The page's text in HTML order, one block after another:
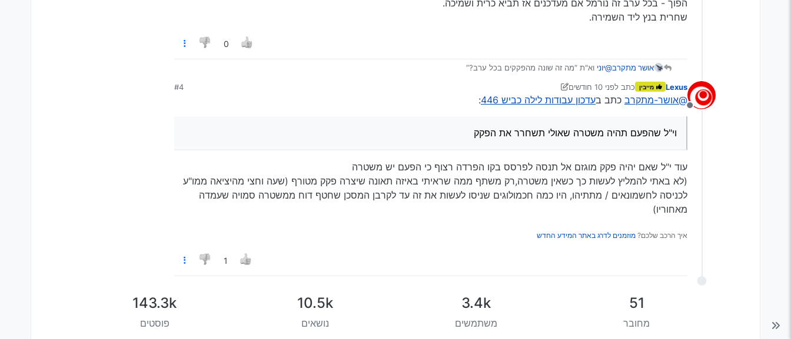
הפוך - בכל ערב זה נורמל אם מעדכנים אז תביא כרית ושמיכה.
שחרית בנץ ליד השמירה.
0
אושר מתקרב@יוני וא"ת “מה זה שונה מהפקקים בכל ערב?”
מנותק
Lexus מייבין כתב לפני 10 חודשים
נערך לאחרונה על ידי Lexus
#4
@אושר-מתקרב כתב בעדכון עבודות לילה כביש 446 :
וי"ל שהפעם תהיה משטרה שאולי תשחרר את הפקק
עוד י"ל שאם יהיה פקק מוגזם אל תנסה לפרסס בקו הפרדה רצוף כי הפעם יש משטרה
(לא באתי להמליץ לעשות כך כשאין משטרה,רק משתף ממה שראיתי באיזה תאונה שיצרה פקק מטורף (שעה וחצי מהיציאה ממו"ע
לכניסה לחשמונאים / מתתיהו, היו כמה חכמולוגים שניסו לעשות את זה עד לקרבן המסכן שחטף דוח ממשטרה סמויה שעמדה
מאחוריו)
איך הרכב שלכם? מוזמנים לדרג באתר המידע החדש
1
51
מחובר
3.4k
משתמשים
10.5k
נושאים
143.3k
פוסטים